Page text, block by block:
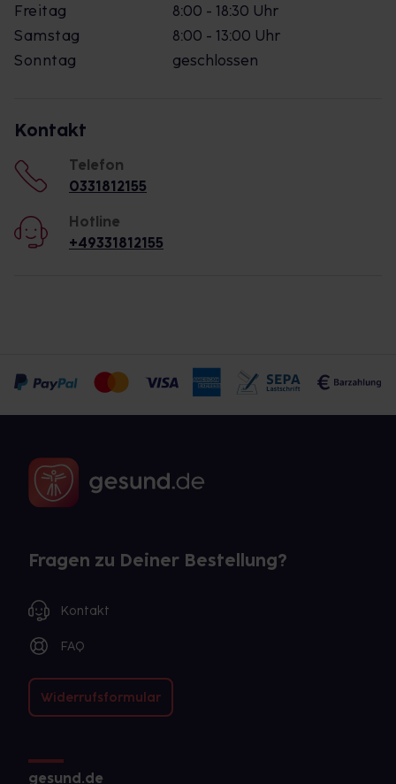
Freitag
8:00 - 18:30 Uhr
Samstag
8:00 - 13:00 Uhr
Sonntag
geschlossen
Kontakt
Telefon
0331812155
Hotline
+49331812155
Fragen zu Deiner Bestellung?
Kontakt
FAQ
Widerrufsformular
gesund.de